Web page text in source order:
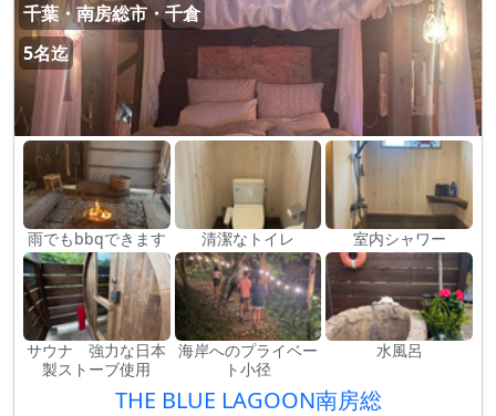
千葉・南房総市・千倉
5名迄
雨でもbbqできます 清潔なトイレ 室内シャワー
サウナ 強力な日本
製ストーブ使用
海岸へのプライベー
ト小径
水風呂
THE BLUE LAGOON南房総